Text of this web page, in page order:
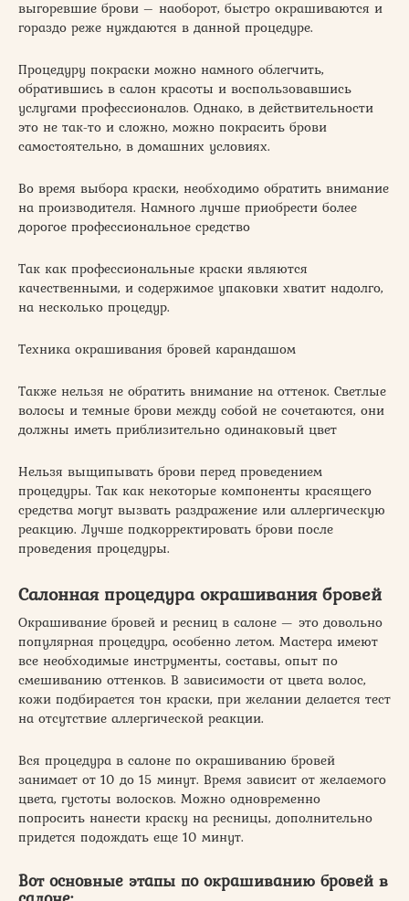
выгоревшие брови – наоборот, быстро окрашиваются и
гораздо реже нуждаются в данной процедуре.
Процедуру покраски можно намного облегчить,
обратившись в салон красоты и воспользовавшись
услугами профессионалов. Однако, в действительности
это не так-то и сложно, можно покрасить брови
самостоятельно, в домашних условиях.
Во время выбора краски, необходимо обратить внимание
на производителя. Намного лучше приобрести более
дорогое профессиональное средство
Так как профессиональные краски являются
качественными, и содержимое упаковки хватит надолго,
на несколько процедур.
Техника окрашивания бровей карандашом
Также нельзя не обратить внимание на оттенок. Светлые
волосы и темные брови между собой не сочетаются, они
должны иметь приблизительно одинаковый цвет
Нельзя выщипывать брови перед проведением
процедуры. Так как некоторые компоненты красящего
средства могут вызвать раздражение или аллергическую
реакцию. Лучше подкорректировать брови после
проведения процедуры.
Салонная процедура окрашивания бровей
Окрашивание бровей и ресниц в салоне — это довольно
популярная процедура, особенно летом. Мастера имеют
все необходимые инструменты, составы, опыт по
смешиванию оттенков. В зависимости от цвета волос,
кожи подбирается тон краски, при желании делается тест
на отсутствие аллергической реакции.
Вся процедура в салоне по окрашиванию бровей
занимает от 10 до 15 минут. Время зависит от желаемого
цвета, густоты волосков. Можно одновременно
попросить нанести краску на ресницы, дополнительно
придется подождать еще 10 минут.
Вот основные этапы по окрашиванию бровей в